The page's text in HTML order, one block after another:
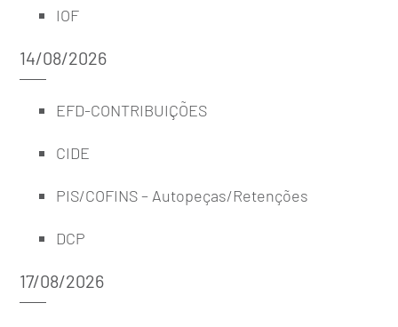
IOF
14/08/2026
EFD-CONTRIBUIÇÕES
CIDE
PIS/COFINS – Autopeças/Retenções
DCP
17/08/2026